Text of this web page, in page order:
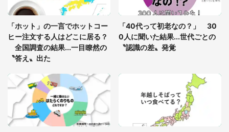
「修学旅行に途中参加する娘を送って行ったら、真
っ暗な道で遭難状態。なんとか見つけた民家に助け
を求めると、住人の男性が...」
「ホット」の一言でホットコー
ヒー注文する人はどこに居る？
全国調査の結果...一目瞭然の
〝答え〟出た
「40代って初老なの？」 30
0人に聞いた結果...世代ごとの
〝認識の差〟発覚